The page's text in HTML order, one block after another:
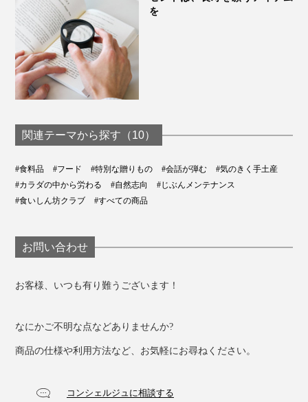
を
関連テーマから探す（10）
#食料品 #フード #特別な贈りもの #会話が弾む
#気のきく手土産
#カラダの中から労わる
#自然志向
#じぶんメンテナンス
#食いしん坊クラブ
#すべての商品
お問い合わせ
お客様、いつも有り難うございます！
なにかご不明な点などありませんか?
商品の仕様や利用方法など、お気軽にお尋ねください。
コンシェルジュに相談する